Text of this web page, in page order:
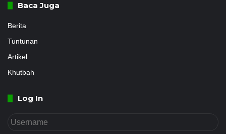
Baca Juga
Berita
Tuntunan
Artikel
Khutbah
Log In